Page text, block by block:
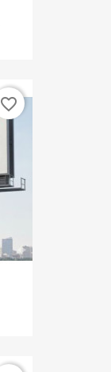
favorite_border